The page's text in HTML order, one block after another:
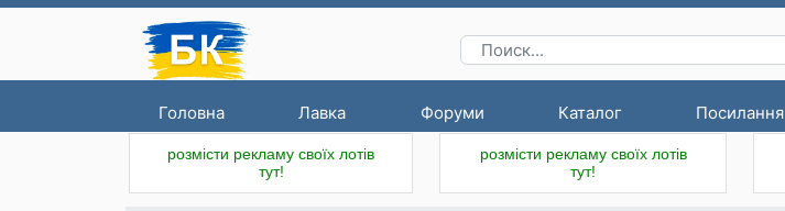
Головна Лавка Форуми Каталог Посилання
розмісти рекламу своїх лотів
тут!
розмісти рекламу своїх лотів
тут!